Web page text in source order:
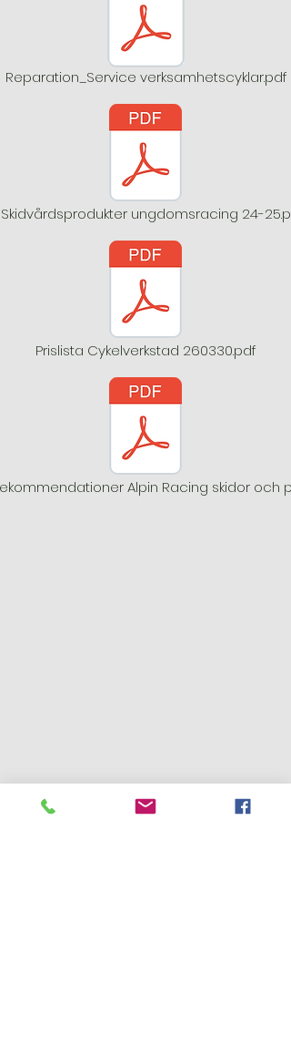
Reparation_Service verksamhetscyklar.pdf
Skidvårdsprodukter ungdomsracing 24-25.p
Prislista Cykelverkstad 260330.pdf
Alpin Racing skidor och